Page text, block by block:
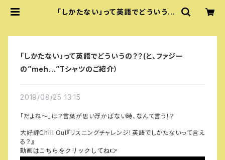
「しかたない」って英語でどういう
ス』公式グッズ
「しかたない」って英語でどういうの？？(と、ファジー
の”meh…”Tシャツのご紹介）
2019/08/25 13:15
「だよね～」は？言葉が思い浮かばない時、なんて言う！？
大好評Chill Out『リスニングチャレンジ！英語でしかたないって言え
る？』
動画はこちらをクリックしてね👉